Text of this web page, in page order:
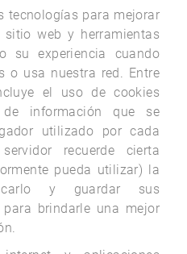
tecnologías para mejorar
web y herramientas
su experiencia cuando
o usa nuestra red. Entre
el uso de cookies
de información que se
utilizado por cada
recuerde cierta
pueda utilizar) la
y guardar sus
para brindarle una mejor